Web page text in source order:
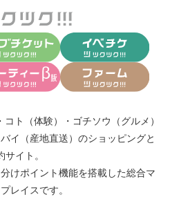
・ コト（体験） ・ ゴチソウ（グルメ）
イ（産地直送） のショッピングと
サイト。
けポイント機能を搭載した総合マ
レイスです。